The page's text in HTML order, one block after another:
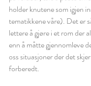
holder knutene som igjen
tematikkene våre). Det er
lettere å gjøre i et rom der
enn å måtte gjennomleve
oss situasjoner der det
forberedt.